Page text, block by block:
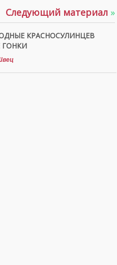
Следующий материал »
КРАСНОСУЛИНЦЕВ